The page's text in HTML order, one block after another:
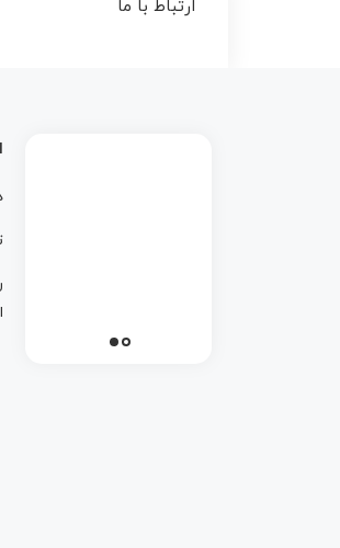
ارتباط با ما